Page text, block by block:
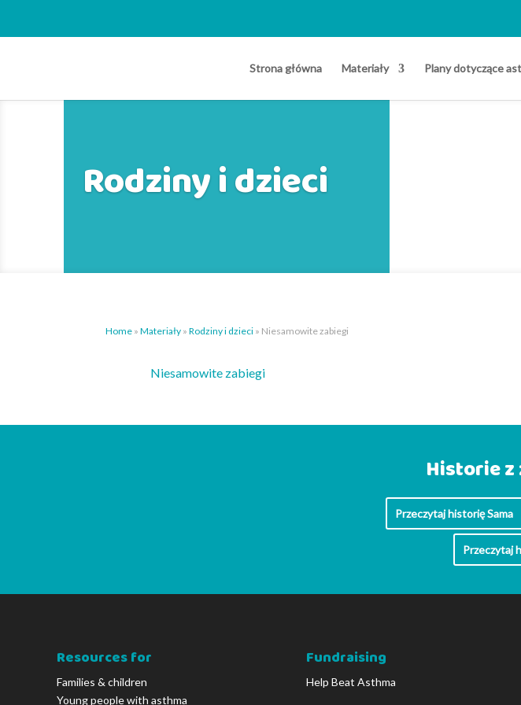
Strona główna Materiały Plany dotyczące
Rodziny i dzieci
Home »Materiały »Rodziny i dzieci » Niesamowite zabiegi
Niesamowite zabiegi
Historie
Przeczytaj historię Sama
Przeczytaj
Resources for
Families & children
Young people with asthma
Fundraising
Help Beat Asthma